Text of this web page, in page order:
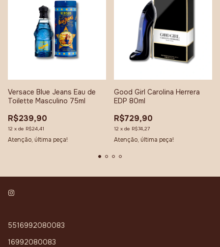
Versace Blue Jeans Eau de
Toilette Masculino 75ml
R$239,90
12 x de R$24,41
Atenção, última peça!
Good Girl Carolina Herrera
EDP 80ml
R$729,90
12 x de R$74,27
Atenção, última peça!
5516992080083
16992080083